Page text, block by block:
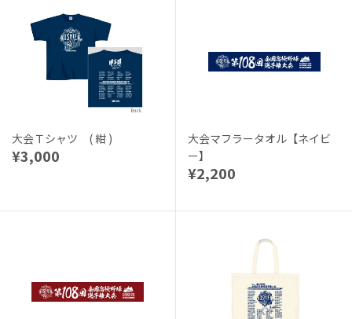
大会Ｔシャツ ( 紺 )
¥3,000
大会マフラータオル【ネイビ
ー】
¥2,200